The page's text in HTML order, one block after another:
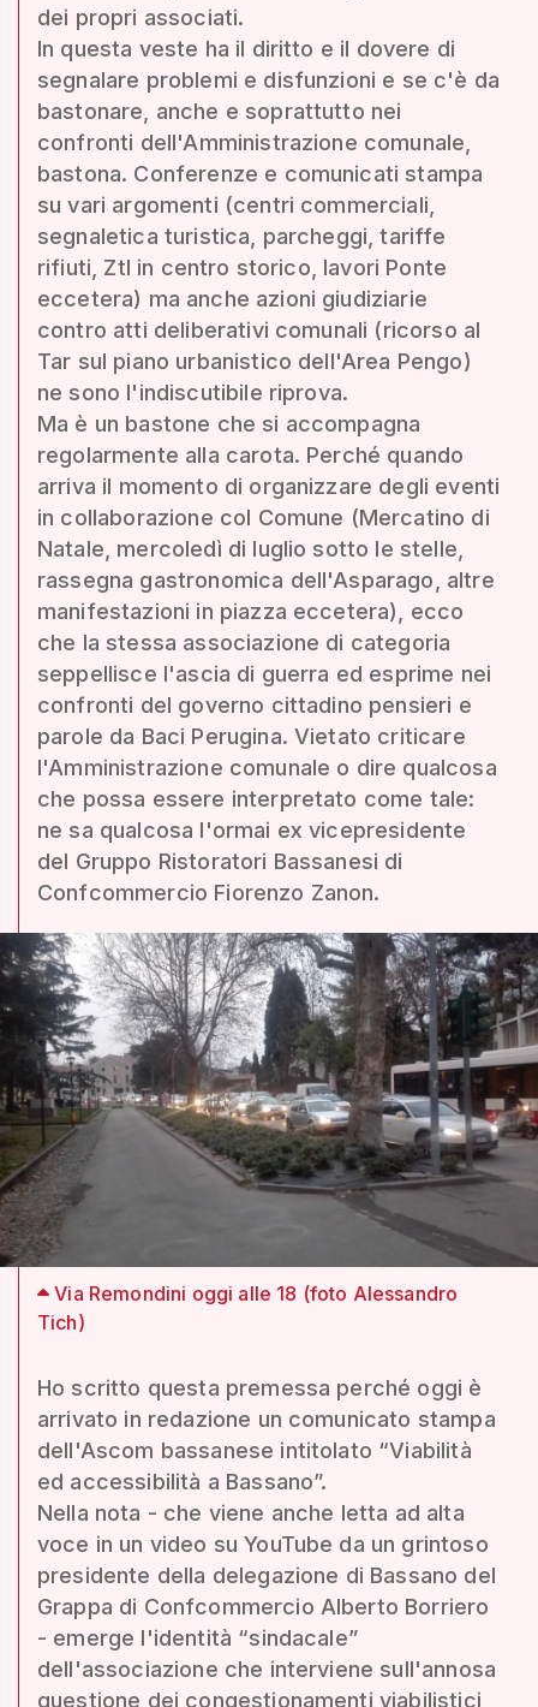
dei propri associati.
In questa veste ha il diritto e il dovere di
segnalare problemi e disfunzioni e se c'è da
bastonare, anche e soprattutto nei
confronti dell'Amministrazione comunale,
bastona. Conferenze e comunicati stampa
su vari argomenti (centri commerciali,
segnaletica turistica, parcheggi, tariffe
rifiuti, Ztl in centro storico, lavori Ponte
eccetera) ma anche azioni giudiziarie
contro atti deliberativi comunali (ricorso al
Tar sul piano urbanistico dell'Area Pengo)
ne sono l'indiscutibile riprova.
Ma è un bastone che si accompagna
regolarmente alla carota. Perché quando
arriva il momento di organizzare degli eventi
in collaborazione col Comune (Mercatino di
Natale, mercoledì di luglio sotto le stelle,
rassegna gastronomica dell'Asparago, altre
manifestazioni in piazza eccetera), ecco
che la stessa associazione di categoria
seppellisce l'ascia di guerra ed esprime nei
confronti del governo cittadino pensieri e
parole da Baci Perugina. Vietato criticare
l'Amministrazione comunale o dire qualcosa
che possa essere interpretato come tale:
ne sa qualcosa l'ormai ex vicepresidente
del Gruppo Ristoratori Bassanesi di
Confcommercio Fiorenzo Zanon.
Via Remondini oggi alle 18 (foto Alessandro
Tich)
Ho scritto questa premessa perché oggi è
arrivato in redazione un comunicato stampa
dell'Ascom bassanese intitolato “Viabilità
ed accessibilità a Bassano”.
Nella nota - che viene anche letta ad alta
voce in un video su YouTube da un grintoso
presidente della delegazione di Bassano del
Grappa di Confcommercio Alberto Borriero
- emerge l'identità “sindacale”
dell'associazione che interviene sull'annosa
questione dei congestionamenti viabilistici